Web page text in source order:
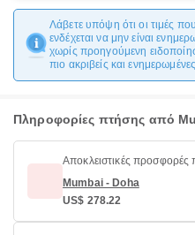
Λάβετε υπόψη ότι οι τιμές
ενδέχεται να μην είναι
χωρίς προηγούμενη
πιο ακριβείς και
Πληροφορίες πτήσης από
Αποκλειστικές προσφορές
Mumbai - Doha
US$ 278.22